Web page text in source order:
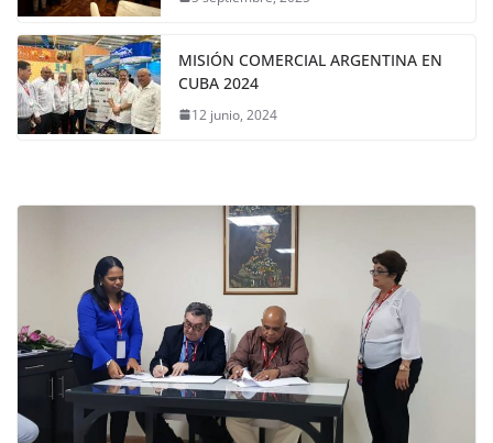
MISIÓN COMERCIAL ARGENTINA EN
CUBA 2024
12 junio, 2024